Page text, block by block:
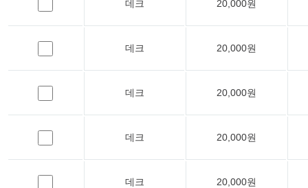
데크 20,000원
데크 20,000원
데크 20,000원
데크 20,000원
데크 20,000원